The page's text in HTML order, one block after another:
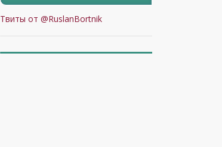
Твиты от @RuslanBortnik